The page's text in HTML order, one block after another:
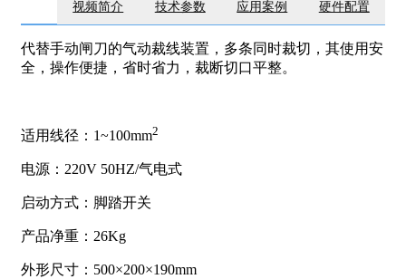
视频简介 技术参数 应用案例 硬件配置
代替手动闸刀的气动裁线装置，多条同时裁切，其使用安
全，操作便捷，省时省力，裁断切口平整。
适用线径：1~100mm2
电源：220V 50HZ/气电式
启动方式：脚踏开关
产品净重：26Kg
外形尺寸：500×200×190mm